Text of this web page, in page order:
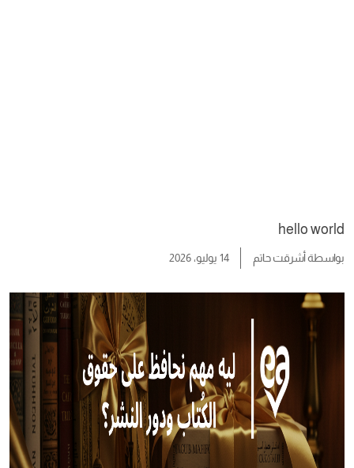
hello world
بواسطةأشرقت حاتم 14 يوليو، 2026